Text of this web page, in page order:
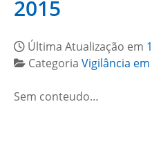
2015
Última Atualização em
Categoria Vigilância
Sem conteudo…